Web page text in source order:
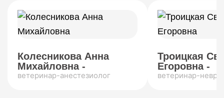
Колесникова Анна
Михайловна -
ветеринар-анестезиолог
Троицкая
Егоровна -
ветеринар-